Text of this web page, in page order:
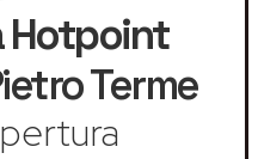
Hotpoint
Terme